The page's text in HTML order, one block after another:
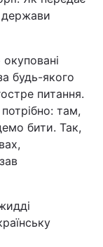
держави
будь-якого
питання.
там,
бити. Так,